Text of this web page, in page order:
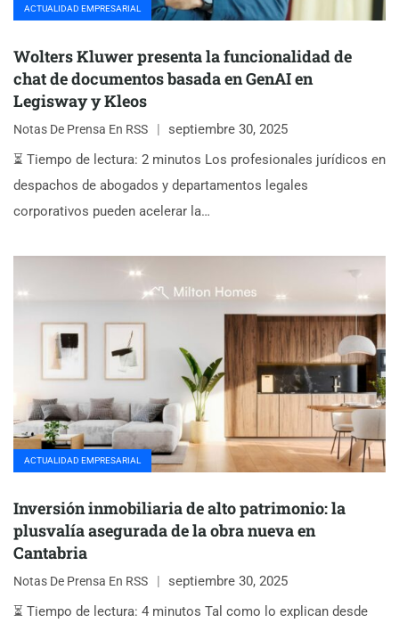
ACTUALIDAD EMPRESARIAL
Wolters Kluwer presenta la funcionalidad de
chat de documentos basada en GenAI en
Legisway y Kleos
Notas De Prensa En RSS
septiembre 30, 2025
⏳ Tiempo de lectura: 2 minutos Los profesionales jurídicos en
despachos de abogados y departamentos legales
corporativos pueden acelerar la…
ACTUALIDAD EMPRESARIAL
Inversión inmobiliaria de alto patrimonio: la
plusvalía asegurada de la obra nueva en
Cantabria
Notas De Prensa En RSS
septiembre 30, 2025
⏳ Tiempo de lectura: 4 minutos Tal como lo explican desde